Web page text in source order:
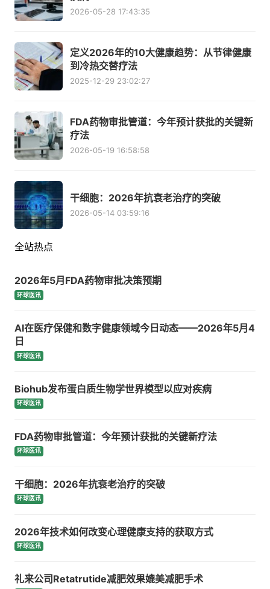
2026-05-28 17:43:35
定义2026年的10大健康趋势：从节律健康
到冷热交替疗法
2025-12-29 23:02:27
FDA药物审批管道：今年预计获批的关键新
疗法
2026-05-19 16:58:58
干细胞：2026年抗衰老治疗的突破
2026-05-14 03:59:16
全站热点
2026年5月FDA药物审批决策预期
环球医讯
AI在医疗保健和数字健康领域今日动态——2026年5月4
日
环球医讯
Biohub发布蛋白质生物学世界模型以应对疾病
环球医讯
FDA药物审批管道：今年预计获批的关键新疗法
环球医讯
干细胞：2026年抗衰老治疗的突破
环球医讯
2026年技术如何改变心理健康支持的获取方式
环球医讯
礼来公司Retatrutide减肥效果媲美减肥手术